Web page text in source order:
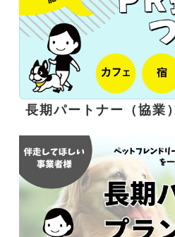
長期パートナー（協業）